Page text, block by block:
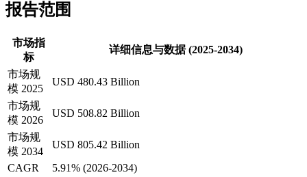
报告范围
市场指
标
详细信息与数据 (2025-2034)
市场规
模 2025
USD 480.43 Billion
市场规
模 2026
USD 508.82 Billion
市场规
模 2034
USD 805.42 Billion
CAGR
5.91% (2026-2034)